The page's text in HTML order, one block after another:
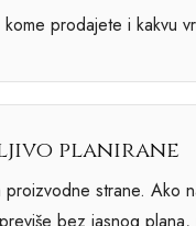
prodajete i kakvu
planirane
strane. Ako